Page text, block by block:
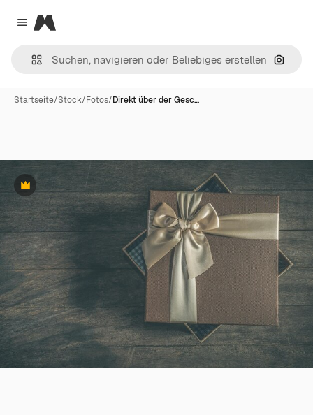
Close menu
Magnific
Nach
Startseite/Stock/Fotos/Direkt über der Gesc…
Premium